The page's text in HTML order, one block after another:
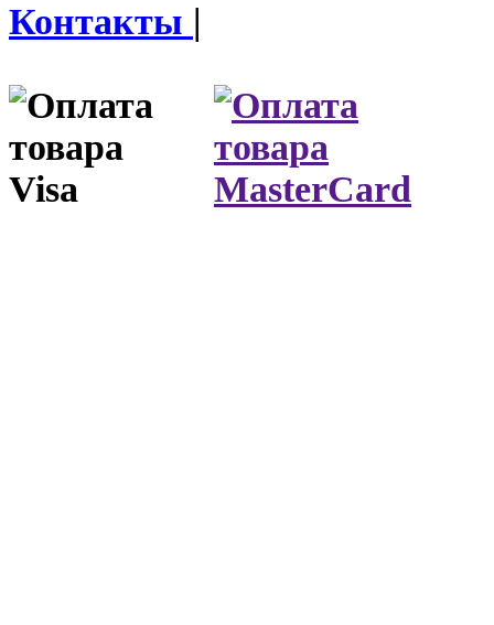
Контакты |